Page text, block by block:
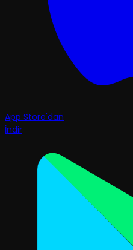
App Store'dan
İndir